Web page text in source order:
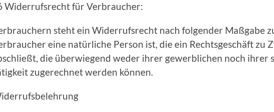
Widerrufsrecht für Verbraucher:
steht ein Widerrufsrecht nach folgender Maßgabe
eine natürliche Person ist, die ein Rechtsgeschäft zu
die überwiegend weder ihrer gewerblichen noch ihrer
zugerechnet werden können.